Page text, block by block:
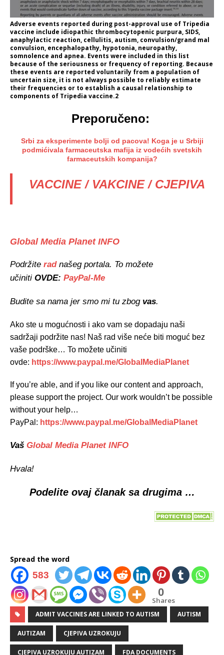
Adverse events reported during post-approval use of Tripedia
vaccine include idiopathic thrombocytopenic purpura, SIDS,
anaphylactic reaction, cellulitis, autism, convulsion/grand mal
convulsion, encephalopathy, hypotonia, neuropathy,
somnolence and apnea. Events were included in this list
because of the seriousness or frequency of reporting. Because
these events are reported voluntarily from a population of
uncertain size, it is not always possible to reliably estimate
their frequencies or to establish a causal relationship to
components of Tripedia vaccine.2
Preporučeno:
Srbi za eksperimente bolji od pacova! Koga je u Srbiji
podmićivala farmaceutska mafija iz vodećih svetskih
farmaceutskih kompanija?
VACCINE / VAKCINE / CJEPIVA
Global Media Planet INFO
Podržite rad našeg portala. To možete
učiniti OVDE: PayPal-Me
Budite sa nama jer smo mi tu zbog vas.
Ako ste u mogućnosti i ako vam se dopadaju naši
sadržaji podržite nas! Naš rad više neće biti moguć bez
vaše podrške… To možete učiniti
ovde: https://www.paypal.me/GlobalMediaPlanet
If you’re able, and if you like our content and approach,
please support the project. Our work wouldn’t be possible
without your help…
PayPal: https://www.paypal.me/GlobalMediaPlanet
Vaš Global Media Planet INFO
Hvala!
Podelite ovaj članak sa drugima …
Spread the word
583
0
Shares
ADMIT VACCINES ARE LINKED TO AUTISM AUTISM
AUTIZAM CJEPIVA UZROKUJU
CJEPIVA UZROKUJU AUTIZAM FDA DOCUMENTS